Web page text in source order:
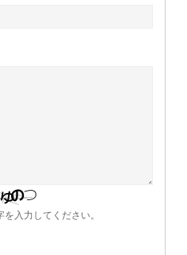
を入力してください。